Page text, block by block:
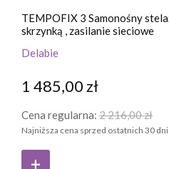
TEMPOFIX 3 Samonośny
skrzynką , zasilanie sieciowe
Delabie
1 485,00 zł
Cena regularna: 2 216,00 zł
Najniższa cena sprzed ostatnich 30 dni: